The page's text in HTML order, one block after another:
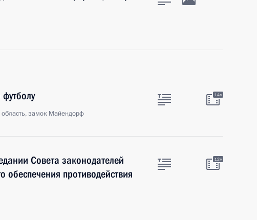
замок Майендорф
14м
Совета законодателей
обеспечения противодействия
12м